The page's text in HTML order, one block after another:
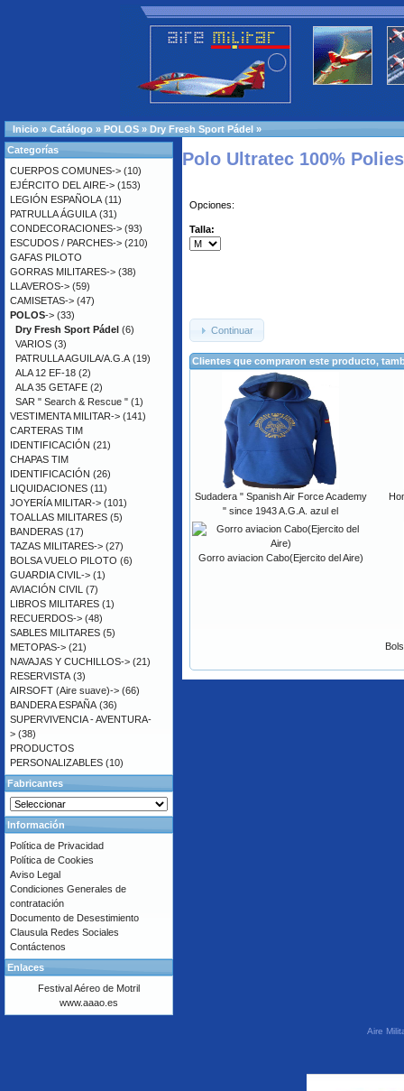
Inicio » Catálogo » POLOS » Dry Fresh Sport Pádel »
Polo Ultratec 100%
Opciones:
Talla:
Continuar
Clientes que compraron este producto,
Sudadera " Spanish Air Force Academy
" since 1943 A.G.A. azul el
Gorro aviacion Cabo(Ejercito del Aire)
Categorías
CUERPOS COMUNES-> (10)
EJÉRCITO DEL AIRE-> (153)
LEGIÓN ESPAÑOLA (11)
PATRULLA ÁGUILA (31)
CONDECORACIONES-> (93)
ESCUDOS / PARCHES-> (210)
GAFAS PILOTO
GORRAS MILITARES-> (38)
LLAVEROS-> (59)
CAMISETAS-> (47)
POLOS-> (33)
Dry Fresh Sport Pádel (6)
VARIOS (3)
PATRULLA AGUILA/A.G.A (19)
ALA 12 EF-18 (2)
ALA 35 GETAFE (2)
SAR " Search & Rescue " (1)
VESTIMENTA MILITAR-> (141)
CARTERAS TIM
IDENTIFICACIÓN (21)
CHAPAS TIM
IDENTIFICACIÓN (26)
LIQUIDACIONES (11)
JOYERÍA MILITAR-> (101)
TOALLAS MILITARES (5)
BANDERAS (17)
TAZAS MILITARES-> (27)
BOLSA VUELO PILOTO (6)
GUARDIA CIVIL-> (1)
AVIACIÓN CIVIL (7)
LIBROS MILITARES (1)
RECUERDOS-> (48)
SABLES MILITARES (5)
METOPAS-> (21)
NAVAJAS Y CUCHILLOS-> (21)
RESERVISTA (3)
AIRSOFT (Aire suave)-> (66)
BANDERA ESPAÑA (36)
SUPERVIVENCIA - AVENTURA-
> (38)
PRODUCTOS
PERSONALIZABLES (10)
Fabricantes
Información
Política de Privacidad
Política de Cookies
Aviso Legal
Condiciones Generales de
contratación
Documento de Desestimiento
Clausula Redes Sociales
Contáctenos
Enlaces
Festival Aéreo de Motril
www.aaao.es
Aire